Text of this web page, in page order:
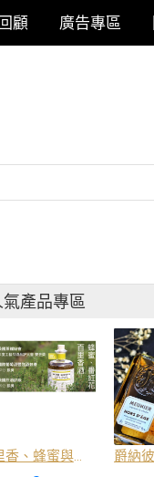
顧 廣告專區
氣產品專區
百里香、蜂蜜與番紅花酒